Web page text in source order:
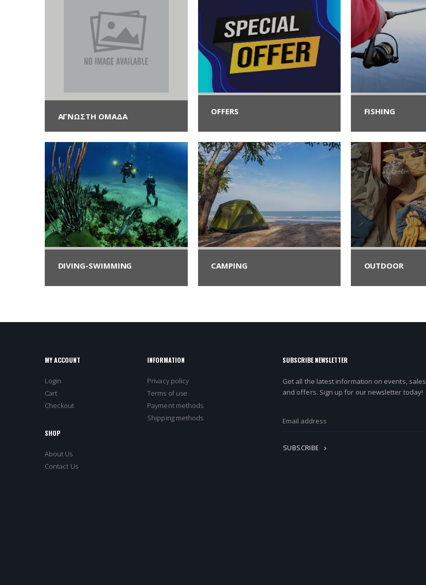
ΑΓΝΩΣΤΗ ΟΜΆΔΑ OFFERS FISHING
DIVING-SWIMMING CAMPING OUTDOOR
MY ACCOUNT
Login
Cart
Checkout
SHOP
About Us
Contact Us
INFORMATION
Privacy policy
Terms of use
Payment methods
Shipping methods
SUBSCRIBE NEWSLETTER
Get all the latest information on events, sales
and offers. Sign up for our newsletter today!
SUBSCRIBE